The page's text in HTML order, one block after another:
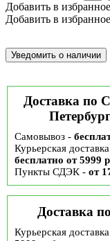
Добавить в избранное
Добавить в избранное
Доставка по
Самовывоз -
Курьерская
бесплатно от 5999
Пункты СДЭК - от
Доставка
Курьерская